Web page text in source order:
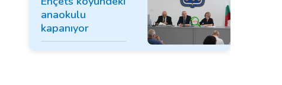
anaokulu
kapanıyor